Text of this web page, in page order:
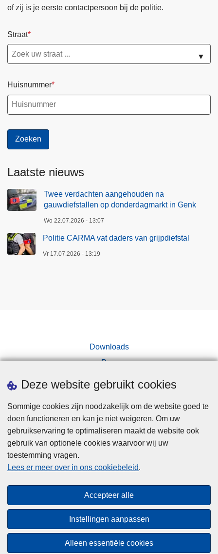
Deze website gebruikt cookies
Sommige cookies zijn noodzakelijk om de website goed te
doen functioneren en kan je niet weigeren. Om uw
gebruikservaring te optimaliseren maakt de website ook
gebruik van optionele cookies waarvoor wij uw
toestemming vragen.
Lees er meer over in ons cookiebeleid.
Accepteer alle
Instellingen aanpassen
Alleen essentiële cookies
of zij is je eerste contactpersoon bij de politie.
Straat
▼
Huisnummer
Laatste nieuws
Twee verdachten aangehouden na
gauwdiefstallen op donderdagmarkt in Genk
Wo 22.07.2026 - 13:07
Politie CARMA vat daders van grijpdiefstal
Vr 17.07.2026 - 13:19
Downloads
Pers
Disclaimer
Privacy
Cookies
Toegankelijkheid
© 2026 Politie.be